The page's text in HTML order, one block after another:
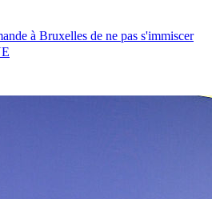
à Bruxelles de ne pas s'immiscer